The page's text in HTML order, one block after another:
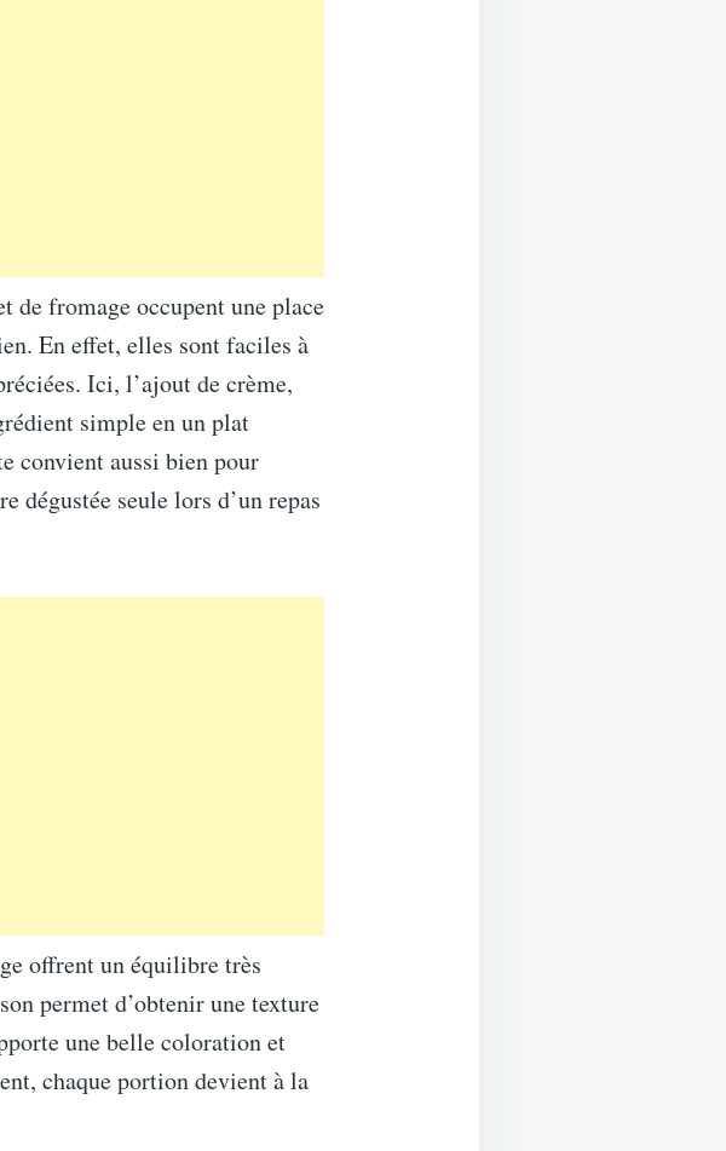
de fromage occupent une place
En effet, elles sont faciles à
Ici, l’ajout de crème,
simple en un plat
convient aussi bien pour
dégustée seule lors d’un repas
offrent un équilibre très
permet d’obtenir une texture
une belle coloration et
chaque portion devient à la